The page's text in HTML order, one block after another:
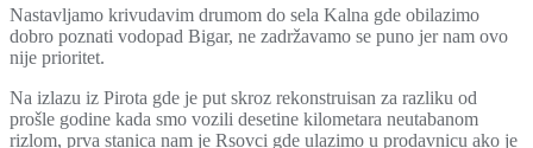
Nastavljamo krivudavim drumom do sela Kalna gde obilazimo
dobro poznati vodopad Bigar, ne zadržavamo se puno jer nam ovo
nije prioritet.
Na izlazu iz Pirota gde je put skroz rekonstruisan za razliku od
prošle godine kada smo vozili desetine kilometara neutabanom
rizlom, prva stanica nam je Rsovci gde ulazimo u prodavnicu ako je